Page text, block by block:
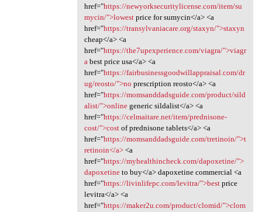
href="https://newyorksecuritylicense.com/item/su
mycin/">lowestprice for sumycin</a> <a
href="https://transylvaniacare.org/staxyn/">staxyn
cheap</a> <a
href="https://the7upexperience.com/viagra/">viagr
a best price usa</a> <a
href="https://fairbusinessgoodwillappraisal.com/dr
ug/reosto/">no prescription reosto</a> <a
href="https://momsanddadsguide.com/product/sild
alist/">onlinegeneric sildalist</a> <a
href="https://celmaitare.net/item/prednisone-
cost/">costof prednisone tablets</a> <a
href="https://momsanddadsguide.com/tretinoin/">t
retinoin</a><a
href="https://myhealthincheck.com/dapoxetine/">
dapoxetineto buy</a> dapoxetine commercial <a
href="https://livinlifepc.com/levitra/">bestprice
levitra</a> <a
href="https://maker2u.com/product/clomid/">clom